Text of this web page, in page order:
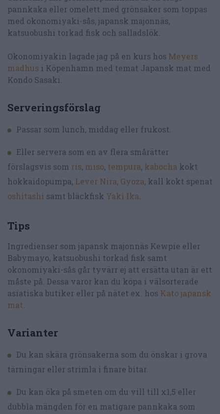
pannkaka eller omelett med grönsaker som toppas
med okonomiyaki-sås, japansk majonnäs,
katsuobushi torkad fisk och salladslök.
Okonomiyakin lagade jag på en kurs hos Meyers
madhus i Köpenhamn med temat Japansk mat med
Kondo Sasaki.
Serveringsförslag
Passar som lunch, middag eller frukost.
Eller servera som en av flera smårätter
förslagsvis som ris, miso, tempura, kabocha kokt
hokkaidopumpa, Lever Nira, Gyoza, kall kokt spenat
oshitashi samt bläckfisk Yaki Ika.
Tips
Ingredienser som japansk majonnäs Kewpie eller
Babymayo, katsuobushi torkad fisk samt
okonomiyaki-sås går tyvärr ej att ersätta utan är ett
måste på. Dessa varor kan du köpa i välsorterade
asiatiska butiker eller på nätet ex. hos Kato japansk
mat
Varianter
Du kan skära grönsakerna som du önskar i grova
tärningar eller strimla i finare bitar.
Du kan öka på smeten om du vill till x1,5 eller
dubbla mängden för en matigare pannkaka som